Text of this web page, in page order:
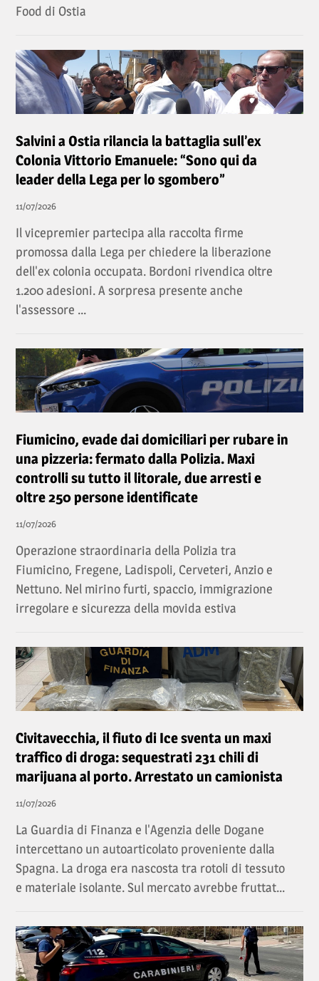
Food di Ostia
Salvini a Ostia rilancia la battaglia sull’ex
Colonia Vittorio Emanuele: “Sono qui da
leader della Lega per lo sgombero”
11/07/2026
Il vicepremier partecipa alla raccolta firme
promossa dalla Lega per chiedere la liberazione
dell'ex colonia occupata. Bordoni rivendica oltre
1.200 adesioni. A sorpresa presente anche
l'assessore ...
Fiumicino, evade dai domiciliari per rubare in
una pizzeria: fermato dalla Polizia. Maxi
controlli su tutto il litorale, due arresti e
oltre 250 persone identificate
11/07/2026
Operazione straordinaria della Polizia tra
Fiumicino, Fregene, Ladispoli, Cerveteri, Anzio e
Nettuno. Nel mirino furti, spaccio, immigrazione
irregolare e sicurezza della movida estiva
Civitavecchia, il fiuto di Ice sventa un maxi
traffico di droga: sequestrati 231 chili di
marijuana al porto. Arrestato un camionista
11/07/2026
La Guardia di Finanza e l'Agenzia delle Dogane
intercettano un autoarticolato proveniente dalla
Spagna. La droga era nascosta tra rotoli di tessuto
e materiale isolante. Sul mercato avrebbe fruttat...